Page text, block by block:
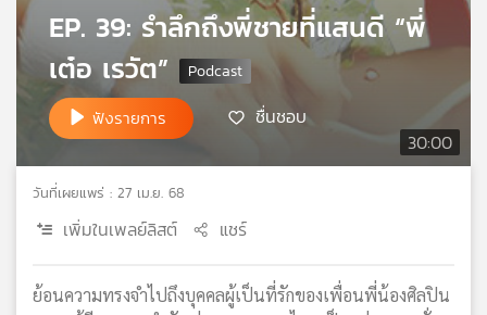
เอส
แผนที่
ข่าย
30:00
EP. 39: รำลึกถึงพี่ชายที่แสนดี “พี่
เต๋อ เรวัต”
ฟังรายการ ชื่นชอบ
วันที่เผยแพร่ : 27 เม.ย. 68
เพิ่มในเพลย์ลิสต์ แชร์
ย้อนความทรงจำไปถึงบุคคลผู้เป็นที่รักของเพื่อนพี่น้องศิลปิน